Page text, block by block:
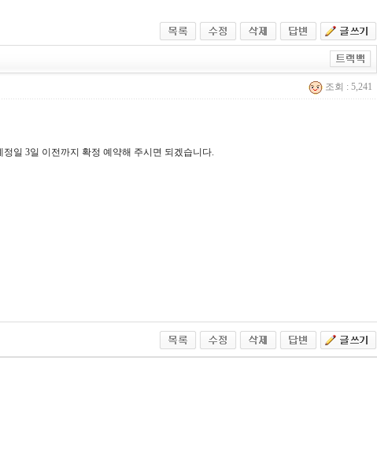
조회 : 5,241
일 3일 이전까지 확정 예약해 주시면 되겠습니다.